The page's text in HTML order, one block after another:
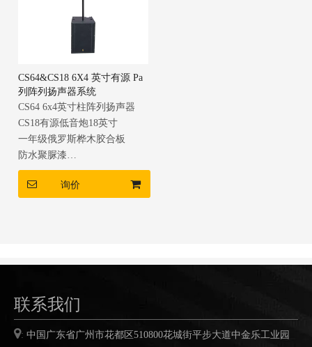
CS64&CS18 6X4 英寸有源 Pa
列阵列扬声器系统
CS64 6x4英寸柱阵列扬声器
CS18有源低音炮18英寸
一年级俄罗斯桦木胶合板
防水聚脲漆
内置DSP板放大器
轻巧，简单，轻松设置。
询价
联系我们
: 中国广东省广州市花都区510800花城街平步大道中金乐工业园